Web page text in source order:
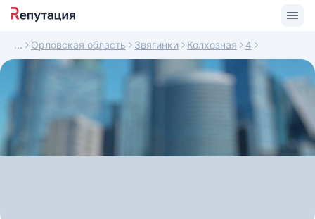
Орловская область Звягинки Колхозная 4